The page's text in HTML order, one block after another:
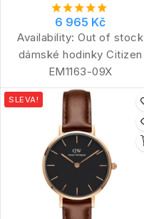
6 965 Kč
Availability: Out of stock
dámské hodinky Citizen
EM1163-09X
SLEVA!